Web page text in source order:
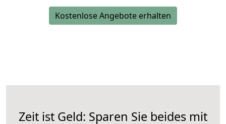
Kostenlose Angebote erhalten
Zeit ist Geld: Sparen Sie beides mit